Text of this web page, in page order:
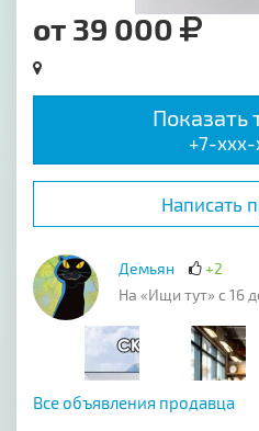
от 39 000
Показать
+7-
Написать
Демьян
+2
На «Ищи тут» с 16
Все объявления продавца